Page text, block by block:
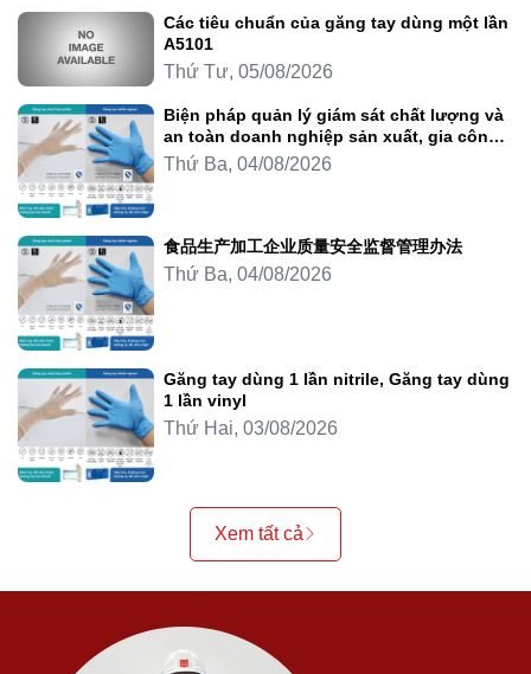
Các tiêu chuẩn của găng tay dùng một lần
A5101
Thứ Tư, 05/08/2026
Biện pháp quản lý giám sát chất lượng và
an toàn doanh nghiệp sản xuất, gia công
thực phẩm
Thứ Ba, 04/08/2026
食品生产加工企业质量安全监督管理办法
Thứ Ba, 04/08/2026
Găng tay dùng 1 lần nitrile, Găng tay dùng
1 lần vinyl
Thứ Hai, 03/08/2026
Xem tất cả